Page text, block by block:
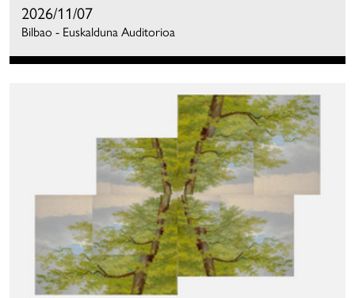
2026/11/07
Bilbao - Euskalduna Auditorioa